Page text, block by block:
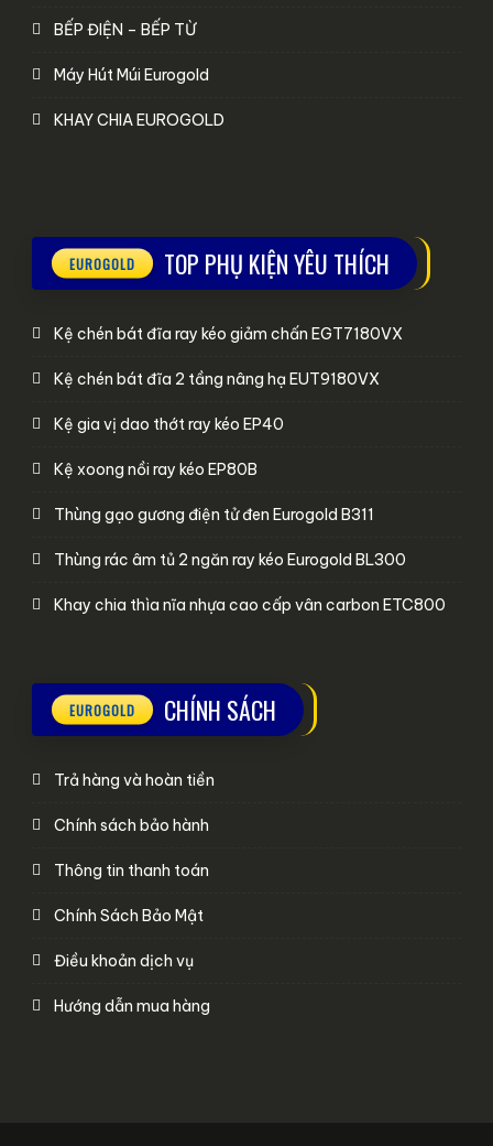
BẾP ĐIỆN – BẾP TỪ
Máy Hút Múi Eurogold
KHAY CHIA EUROGOLD
TOP PHỤ KIỆN YÊU THÍCH
Kệ chén bát đĩa ray kéo giảm chấn EGT7180VX
Kệ chén bát đĩa 2 tầng nâng hạ EUT9180VX
Kệ gia vị dao thớt ray kéo EP40
Kệ xoong nồi ray kéo EP80B
Thùng gạo gương điện tử đen Eurogold B311
Thùng rác âm tủ 2 ngăn ray kéo Eurogold BL300
Khay chia thìa nĩa nhựa cao cấp vân carbon ETC800
CHÍNH SÁCH
Trả hàng và hoàn tiền
Chính sách bảo hành
Thông tin thanh toán
Chính Sách Bảo Mật
Điều khoản dịch vụ
Hướng dẫn mua hàng